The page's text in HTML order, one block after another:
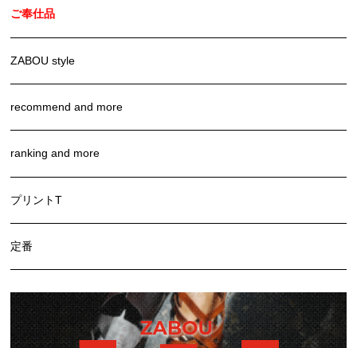
ご奉仕品
ZABOU style
recommend and more
ranking and more
プリントT
定番